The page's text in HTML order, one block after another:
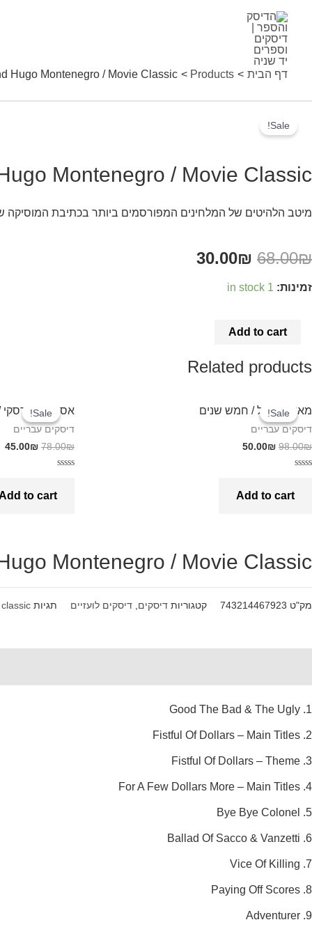
דף הבית Products
Hugo Montenegro / Movie Classic
Sale!
Montenegro / Movie Classic
מיטב הלהיטים של המלחינים המפורסמים ביותר בכתיבת המוסיקה
68.00₪
30.00₪
זמינות: 1 in stock
Morricone
and
Montenegro
Classic
Add to cart
Related products
Sale!
Sale!
מאיר אריאל / חמש שנים
דיסקים עבריים
98.00₪
50.00₪
Add to cart
Sale!
Sale!
אסף אמדורסקי / 15 הדקות של אסף
דיסקים עבריים
78.00₪
45.00₪
to cart
Montenegro / Movie Classic
מק"ט 743214467923 קטגוריות דיסקים דיסקים לועזיים תגיות
1. Good The Bad & The Ugly
2. Fistful Of Dollars – Main Titles
3. Fistful Of Dollars – Theme
4. For A Few Dollars More – Main Titles
5. Bye Bye Colonel
6. Ballad Of Sacco & Vanzetti
7. Vice Of Killing
8. Paying Off Scores
9. Adventurer